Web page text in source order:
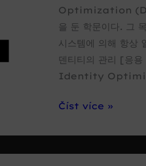
Optimization
을 둔 학문이다. 그
시스템에 의해 항상
덴티티의 관리 [응
Identity
Digital
Optimization
(DIO)
Číst více »